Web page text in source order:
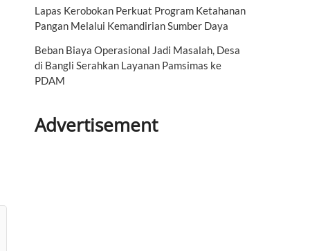
Lapas Kerobokan Perkuat Program Ketahanan
Pangan Melalui Kemandirian Sumber Daya
Beban Biaya Operasional Jadi Masalah, Desa
di Bangli Serahkan Layanan Pamsimas ke
PDAM
Advertisement